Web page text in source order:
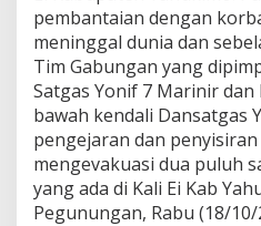
pembantaian dengan
meninggal dunia dan
Tim Gabungan yang
Satgas Yonif 7 Marinir dan
bawah kendali Dansatgas
pengejaran dan
mengevakuasi dua puluh
yang ada di Kali Ei Kab
Pegunungan, Rabu (18/10/